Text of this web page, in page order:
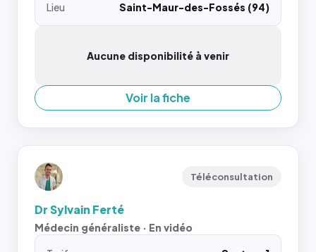
Lieu
Saint-Maur-des-Fossés (94)
Aucune disponibilité à venir
Voir la fiche
Téléconsultation
Dr Sylvain Ferté
Médecin généraliste · En vidéo